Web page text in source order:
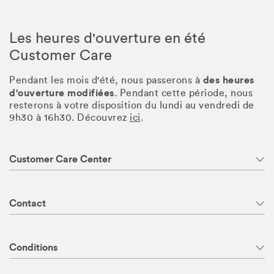
Les heures d'ouverture en été
Customer Care
Pendant les mois d'été, nous passerons à des heures
d'ouverture modifiées. Pendant cette période, nous
resterons à votre disposition du lundi au vendredi de
9h30 à 16h30. Découvrez ici.
Customer Care Center
Contact
Conditions